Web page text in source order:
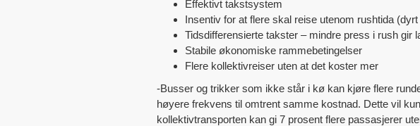
Effektivt takstsystem
Insentiv for at flere skal reise utenom rushtida
Tidsdifferensierte takster – mindre press i rush gir
Stabile økonomiske rammebetingelser
Flere kollektivreiser uten at det koster mer
-Busser og trikker som ikke står i kø kan kjøre flere
høyere frekvens til omtrent samme kostnad. Dette vil
kollektivtransporten kan gi 7 prosent flere passasjerer